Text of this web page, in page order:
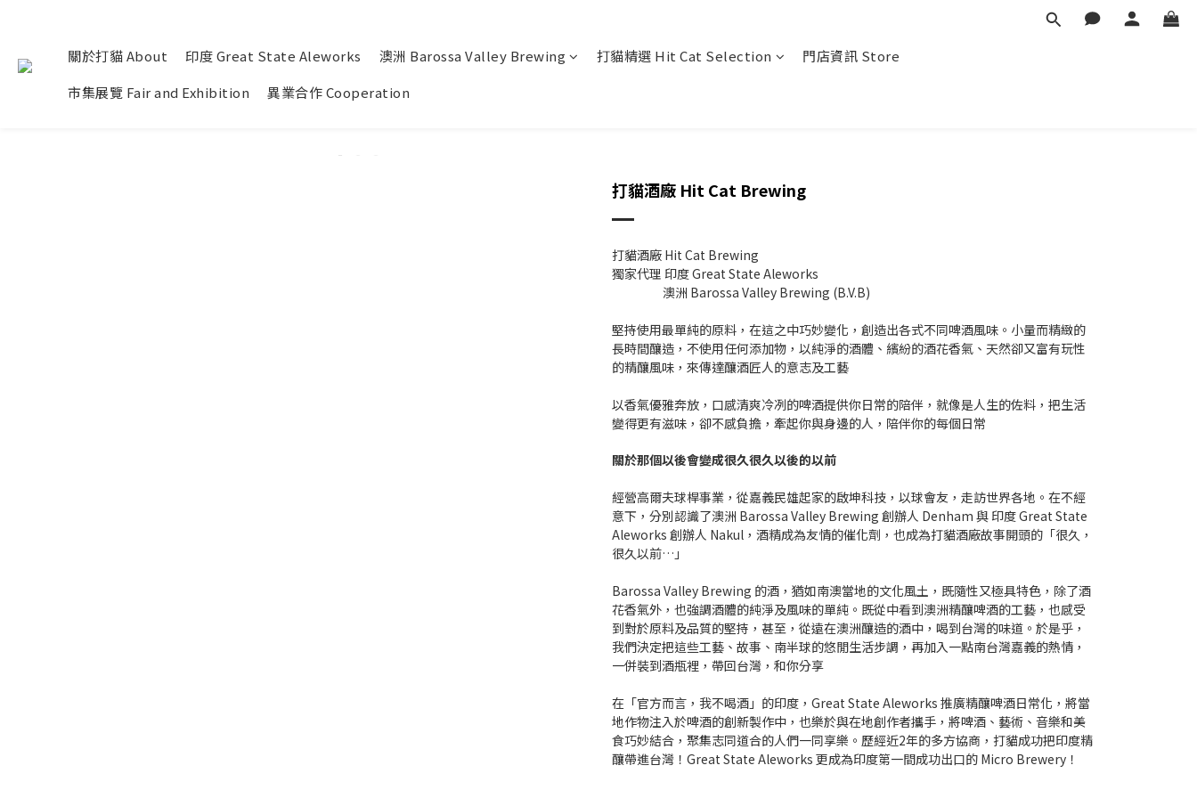
關於打貓 About 印度 Great State Aleworks 澳洲 Barossa Valley Brewing 打貓精選 Hit Cat Selection
門店資訊 Store
市集展覽 Fair and Exhibition
異業合作 Cooperation
打貓酒廠 Hit Cat Brewing
打貓酒廠 Hit Cat Brewing
獨家代理 印度 Great State Aleworks
澳洲 Barossa Valley Brewing (B.V.B)
堅持使用最單純的原料，在這之中巧妙變化，創造出各式不同啤酒風味。小量而精緻的
長時間釀造，不使用任何添加物，以純淨的酒體、繽紛的酒花香氣、天然卻又富有玩性
的精釀風味，來傳達釀酒匠人的意志及工藝
以香氣優雅奔放，口感清爽冷冽的啤酒提供你日常的陪伴，就像是人生的佐料，把生活
變得更有滋味，卻不感負擔，牽起你與身邊的人，陪伴你的每個日常
關於那個以後會變成很久很久以後的以前
經營高爾夫球桿事業，從嘉義民雄起家的啟坤科技，以球會友，走訪世界各地。在不經
意下，分別認識了澳洲 Barossa Valley Brewing 創辦人 Denham 與 印度 Great State
Aleworks 創辦人 Nakul，酒精成為友情的催化劑，也成為打貓酒廠故事開頭的「很久，
很久以前…」
Barossa Valley Brewing 的酒，猶如南澳當地的文化風土，既隨性又極具特色，除了酒
花香氣外，也強調酒體的純淨及風味的單純。既從中看到澳洲精釀啤酒的工藝，也感受
到對於原料及品質的堅持，甚至，從遠在澳洲釀造的酒中，喝到台灣的味道。於是乎，
我們決定把這些工藝、故事、南半球的悠閒生活步調，再加入一點南台灣嘉義的熱情，
一併裝到酒瓶裡，帶回台灣，和你分享
在「官方而言，我不喝酒」的印度，Great State Aleworks 推廣精釀啤酒日常化，將當
地作物注入於啤酒的創新製作中，也樂於與在地創作者攜手，將啤酒、藝術、音樂和美
食巧妙結合，聚集志同道合的人們一同享樂。歷經近2年的多方協商，打貓成功把印度精
釀帶進台灣！Great State Aleworks 更成為印度第一間成功出口的 Micro Brewery！